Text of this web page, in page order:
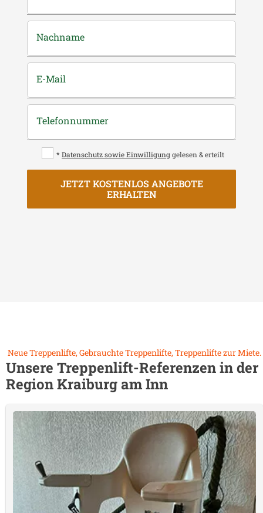
Nachname
E-Mail
Telefonnummer
* Datenschutz sowie Einwilligung gelesen & erteilt
JETZT KOSTENLOS ANGEBOTE
ERHALTEN
Neue Treppenlifte, Gebrauchte Treppenlifte, Treppenlifte zur Miete.
Unsere Treppenlift-Referenzen in der
RegionKraiburg am Inn